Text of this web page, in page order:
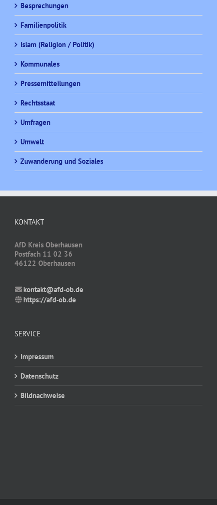
Besprechungen
Familienpolitik
Islam (Religion / Politik)
Kommunales
Pressemitteilungen
Rechtsstaat
Umfragen
Umwelt
Zuwanderung und Soziales
KONTAKT
AfD Kreis Oberhausen
Postfach 11 02 36
46122 Oberhausen
kontakt@afd-ob.de
https://afd-ob.de
SERVICE
Impressum
Datenschutz
Bildnachweise